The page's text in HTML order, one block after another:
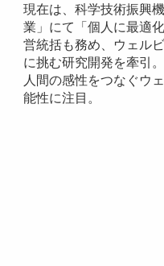
現在は、科学技術振興
業」にて「個人に最適
営統括も務め、ウェル
に挑む研究開発を牽引
人間の感性をつなぐウ
能性に注目。